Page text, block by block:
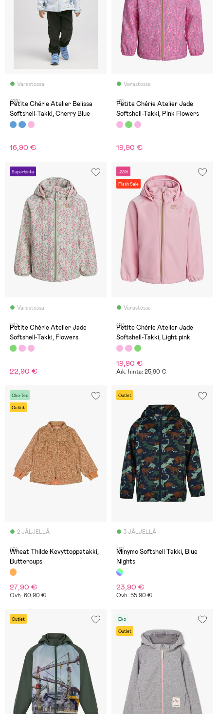
Varastossa
(29)
Petite Chérie Atelier Belissa
Softshell-Takki, Cherry Blue
16,90 €
Varastossa
(9)
Petite Chérie Atelier Jade
Softshell-Takki, Pink Flowers
19,90 €
Superhinta
Varastossa
(9)
Petite Chérie Atelier Jade
Softshell-Takki, Flowers
22,90 €
-23%
Flash Sale
Varastossa
(9)
Petite Chérie Atelier Jade
Softshell-Takki, Light pink
19,90 €
Aik. hinta: 25,90 €
Öko-Tex
Outlet
2 JÄLJELLÄ
(0)
Wheat Thilde Kevyttoppatakki,
Buttercups
27,90 €
Ovh: 60,90 €
Outlet
3 JÄLJELLÄ
(0)
Minymo Softshell Takki, Blue
Nights
23,90 €
Ovh: 55,90 €
Outlet Eko
Outlet